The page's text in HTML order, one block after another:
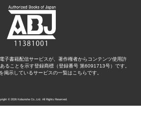
子書籍配信サービスが、著作権者からコンテンツ使用許
ることを示す登録商標（登録番号 第6091713号）です。
掲示しているサービスの一覧はこちらです。
© 2026 Kobunsha Co.,Ltd. All Rights Reserved.